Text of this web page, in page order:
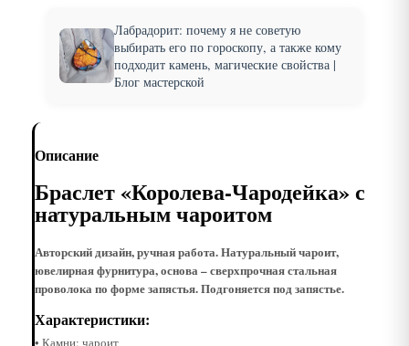
Лабрадорит: почему я не советую
выбирать его по гороскопу, а также кому
подходит камень, магические свойства |
Блог мастерской
Описание
Браслет «Королева-Чародейка» с
натуральным чароитом
Авторский дизайн, ручная работа. Натуральный чароит,
ювелирная фурнитура, основа – сверхпрочная стальная
проволока по форме запястья. Подгоняется под запястье.
Характеристики:
• Камни: чароит